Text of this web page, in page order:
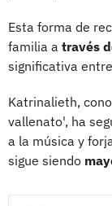
Esta forma de
familia a través
significativa
Katrinalieth,
vallenato', ha
a la música y
sigue siendo